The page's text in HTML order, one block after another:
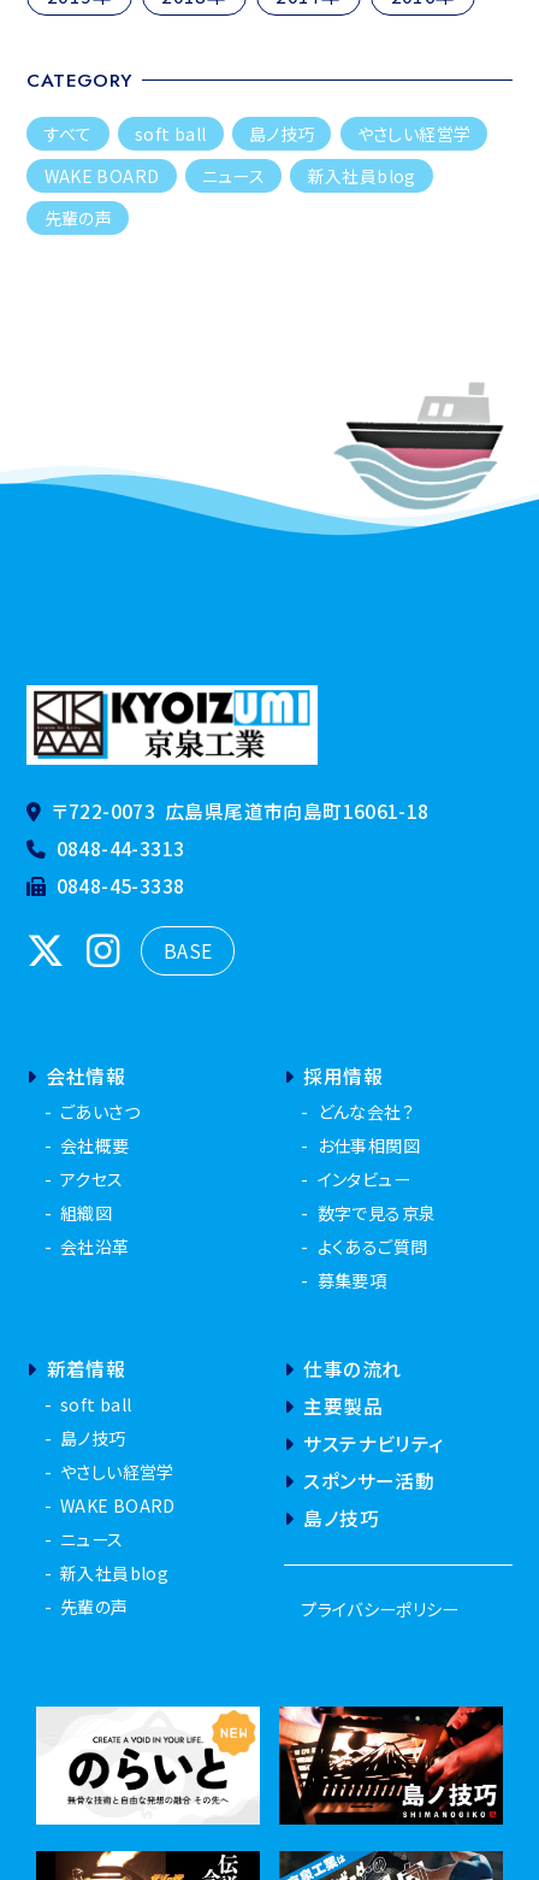
CATEGORY
すべて soft ball 島ノ技巧
やさしい経営学
WAKE BOARD
ニュース
新入社員blog
先輩の声
〒722-0073 広島県尾道市向島町16061-18
0848-44-3313
0848-45-3338
ごあいさつ
会社概要
アクセス
組織図
会社沿革
どんな会社？
お仕事相関図
インタビュー
数字で見る京泉
よくあるご質問
募集要項
soft ball
島ノ技巧
やさしい経営学
WAKE BOARD
ニュース
新入社員blog
先輩の声
主要製品
サステナビリティ
スポンサー活動
島ノ技巧
プライバシーポリシー